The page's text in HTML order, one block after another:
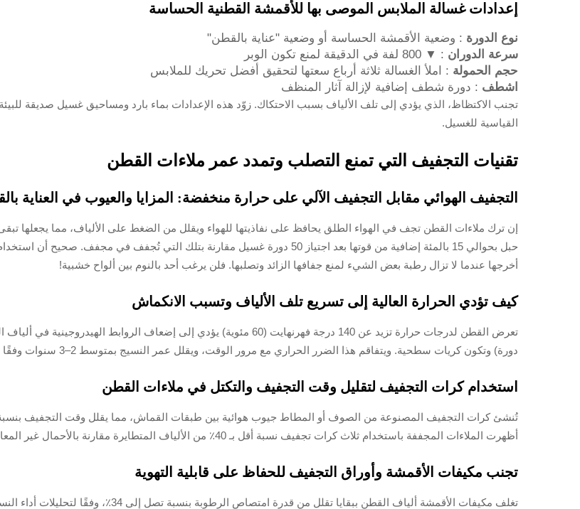
إعدادات غسالة الملابس الموصى بها للأقمشة القطنية الحساسة
نوع الدورة : وضعية الأقمشة الحساسة أو وضعية "عناية بالقطن"
سرعة الدوران : ▼ 800 لفة في الدقيقة لمنع تكون الوبر
حجم الحمولة : املأ الغسالة ثلاثة أرباع سعتها لتحقيق أفضل تحريك للملابس
اشطف : دورة شطف إضافية لإزالة آثار المنظف
القياسية للغسيل.
تقنيات التجفيف التي تمنع التصلب وتمدد عمر ملاءات القطن
التجفيف الهوائي مقابل التجفيف الآلي على حرارة منخفضة: المزايا والعيوب في العناية
إن ترك ملاءات القطن تجف في الهواء الطلق يحافظ على نفاذيتها للهواء ويقلل من الضغط على الألياف، مما يجعلها
حبل بحوالي 15 بالمئة إضافية من قوتها بعد اجتياز 50 دورة غسيل مقارنة بتلك التي
أخرجها عندما لا تزال رطبة بعض الشيء لمنع جفافها الزائد وتصلبها. فلن يرغب أحد بالنوم بين ألواح خشبية!
كيف تؤدي الحرارة العالية إلى تسريع تلف الألياف وتسبب الانكماش
دورة) وتكون كريات سطحية. ويتفاقم هذا الضرر الحراري مع مرور الوقت، ويقلل عمر النسيج بمتوسط 2–3 سنوات وفقًا لاختبارات المتانة الاستهلاكية.
استخدام كرات التجفيف لتقليل وقت التجفيف والتكتل في ملاءات القطن
أظهرت الملاءات المجففة باستخدام ثلاث كرات تجفيف نسبة أقل بـ 40٪ من الألياف المتطايرة مقارنة بالأحمال غير المعالجة.
تجنب مكيفات الأقمشة وأوراق التجفيف للحفاظ على قابلية التهوية
تغلف مكيفات الأقمشة ألياف القطن ببقايا